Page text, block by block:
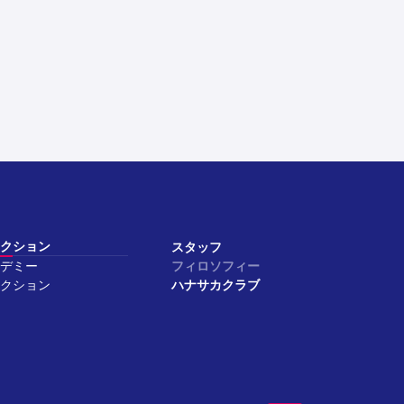
ション
ミー
ション
スタッフ
フィロソフィー
ハナサカクラブ